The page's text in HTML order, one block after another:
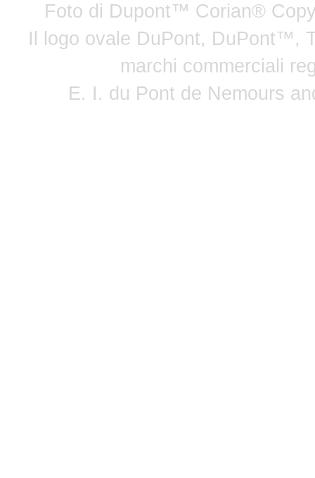
Foto di Dupont™ Corian®
Il logo ovale DuPont, DuPont™,
marchi commerciali
E. I. du Pont de Nemours